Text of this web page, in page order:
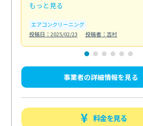
もっと見る
エアコンクリーニング
投稿日：2025/02/23
投稿者：吉村
事業者の詳細情報を見る
料金を見る